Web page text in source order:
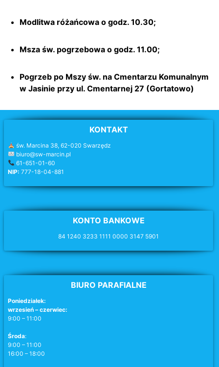
Modlitwa różańcowa o godz. 10.30;
Msza św. pogrzebowa o godz. 11.00;
Pogrzeb po Mszy św. na Cmentarzu Komunalnym
w Jasinie przy ul. Cmentarnej 27 (Gortatowo)
KONTAKT
św. Marcina 38, 62-020 Swarzędz
biuro@sw-marcin.pl
61-651-01-60
NIP: 777-18-04-881
KONTO BANKOWE
84 1240 3233 1111 0000 3147 5901
BIURO PARAFIALNE
Poniedziałek:
wrzesień – czerwiec:
9:00 – 11:00
Środa:
9:00 – 11:00
16:00 – 18:00